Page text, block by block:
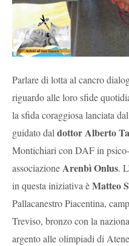
Parlare di lotta al cancro
riguardo alle loro sfide
la sfida coraggiosa lanciata
guidato daldottor Alberto
Montichiari con DAF in
associazioneArenbì Onlus.
in questa iniziativa èMatteo
Pallacanestro Piacentina,
Treviso, bronzo con la
argento alle olimpiadi di